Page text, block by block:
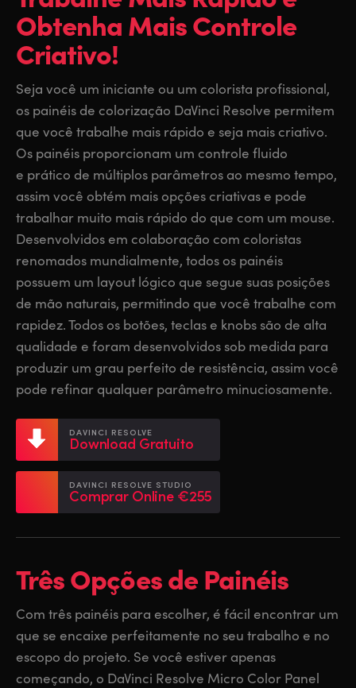
Fusion
Colaboração
Teclado
Painéis
Consoles
Studio
Mídias
Treinamento
Finland
France
Germany
Hong Kong SAR, China
India
Japan
Korea
Mexico
Malaysia
New Zealand
Poland
Portugal
Sweden
Chinese Taipei
Finland
France
Germany
Hong Kong SAR, China
India
Japan
Korea
Mexico
Malaysia
New Zealand
Poland
Portugal
Sweden
Chinese Taipei
Obtenha Mais Controle
Criativo!
Seja você um iniciante ou um colorista profissional,
os painéis de colorização DaVinci Resolve permitem
que você trabalhe mais rápido e seja mais criativo.
Os painéis proporcionam um controle fluido
e prático de múltiplos parâmetros ao mesmo tempo,
assim você obtém mais opções criativas e pode
trabalhar muito mais rápido do que com um mouse.
Desenvolvidos em colaboração com coloristas
renomados mundialmente, todos os painéis
possuem um layout lógico que segue suas posições
de mão naturais, permitindo que você trabalhe com
rapidez. Todos os botões, teclas e knobs são de alta
qualidade e foram desenvolvidos sob medida para
produzir um grau perfeito de resistência, assim você
pode refinar qualquer parâmetro minuciosamente.
DAVINCI RESOLVE
Download Gratuito
DAVINCI RESOLVE STUDIO
Comprar Online €255
Três Opções de Painéis
Com três painéis para escolher, é fácil encontrar um
que se encaixe perfeitamente no seu trabalho e no
escopo do projeto. Se você estiver apenas
começando, o DaVinci Resolve Micro Color Panel